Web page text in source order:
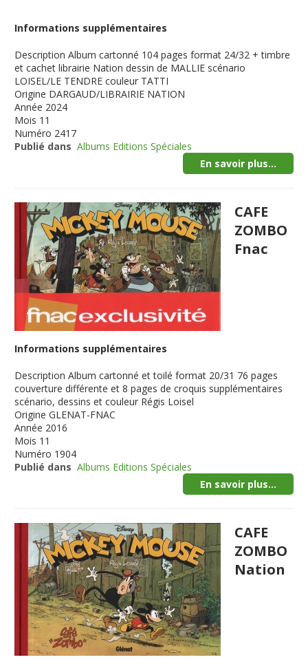
Informations supplémentaires
Description Album cartonné 104 pages format 24/32 + timbre
et cachet librairie Nation dessin de MALLIE scénario
LOISEL/LE TENDRE couleur TATTI
Origine DARGAUD/LIBRAIRIE NATION
Année 2024
Mois 11
Numéro 2417
Publié dans Albums Editions Spéciales
En savoir plus...
CAFE
ZOMBO
Fnac
Informations supplémentaires
Description Album cartonné et toilé format 20/31 76 pages
couverture différente et 8 pages de croquis supplémentaires
scénario, dessins et couleur Régis Loisel
Origine GLENAT-FNAC
Année 2016
Mois 11
Numéro 1904
Publié dans Albums Editions Spéciales
En savoir plus...
CAFE
ZOMBO
Nation